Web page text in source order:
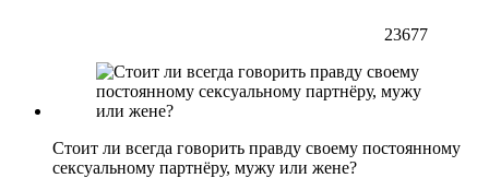
23677
Стоит ли всегда говорить правду своему постоянному
сексуальному партнёру, мужу или жене?